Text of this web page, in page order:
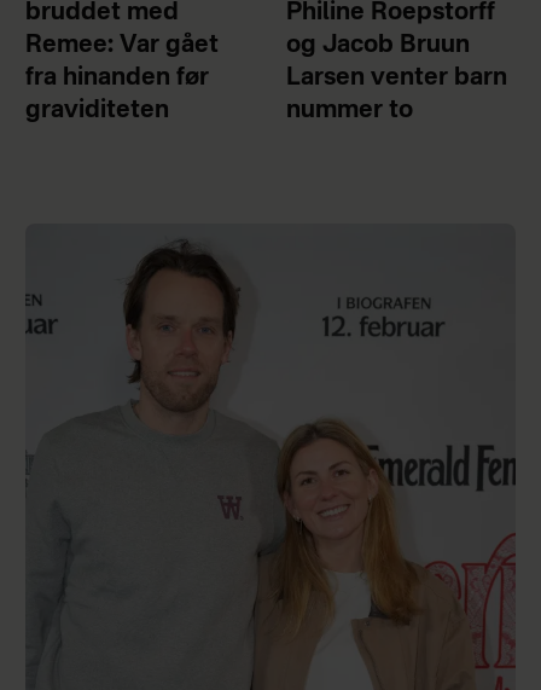
bruddet med
Remee: Var gået
fra hinanden før
graviditeten
Philine Roepstorff
og Jacob Bruun
Larsen venter barn
nummer to